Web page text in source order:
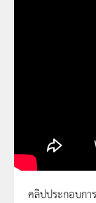
คลิปประกอบกา